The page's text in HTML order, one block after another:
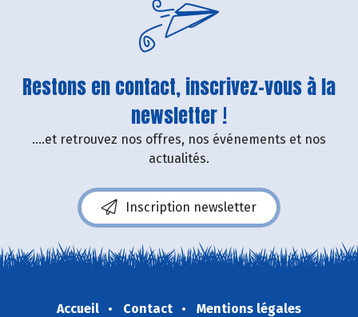
Restons en contact, inscrivez-vous à la
newsletter !
....et retrouvez nos offres, nos événements et nos
actualités.
Inscription newsletter
Accueil Contact
Mentions légales